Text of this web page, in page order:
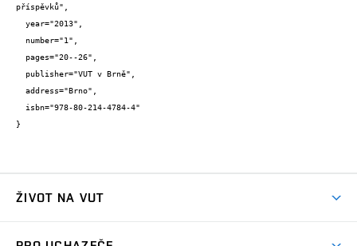
příspěvků",
}
ŽIVOT NA VUT